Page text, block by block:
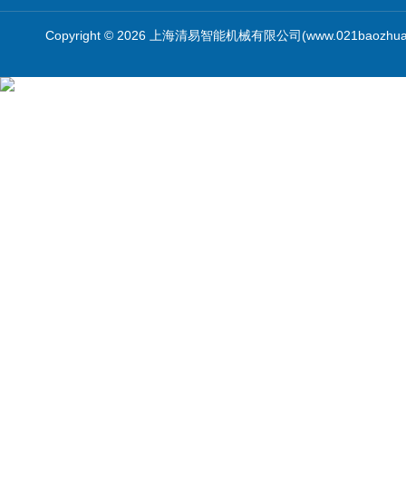
Copyright © 2026 上海清易智能机械有限公司